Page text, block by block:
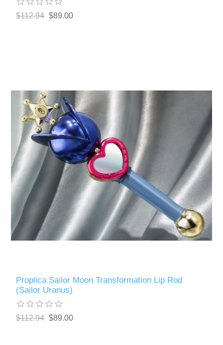
$112.94 $89.00
Proplica Sailor Moon Transformation Lip Rod
(Sailor Uranus)
$112.94 $89.00